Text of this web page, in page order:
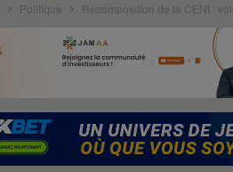
Politique Recomposition de la CENI :